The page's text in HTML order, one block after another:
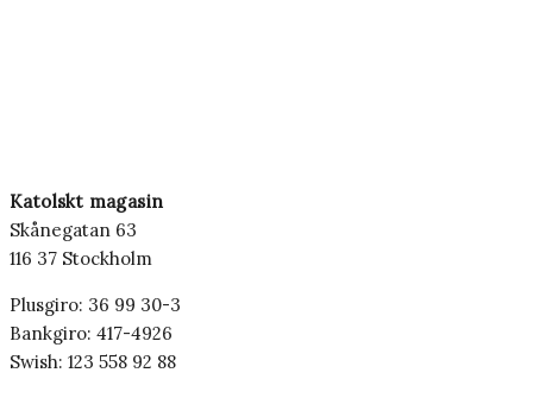
Katolskt magasin
Skånegatan 63
116 37 Stockholm
Plusgiro: 36 99 30-3
Bankgiro: 417-4926
Swish: 123 558 92 88